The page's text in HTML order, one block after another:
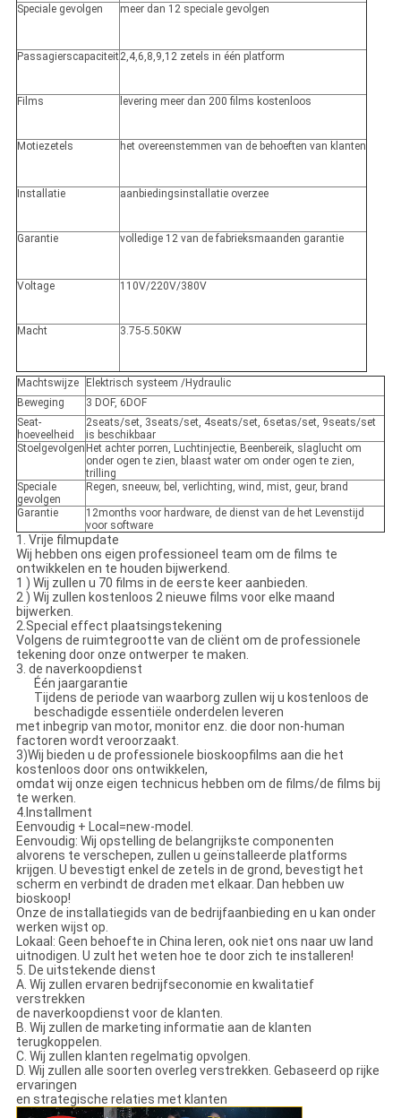
Speciale gevolgen meer dan 12 speciale gevolgen
Passagierscapaciteit2,4,6,8,9,12 zetels in één platform
Films levering meer dan 200 films kostenloos
Motiezetels het overeenstemmen van de behoeften van klanten
Installatie aanbiedingsinstallatie overzee
Garantie volledige 12 van de fabrieksmaanden garantie
Voltage 110V/220V/380V
Macht 3.75-5.50KW
Machtswijze
Elektrisch systeem /Hydraulic
Beweging
3 DOF, 6DOF
Seat-
hoeveelheid
2seats/set, 3seats/set, 4seats/set, 6setas/set, 9seats/set
is beschikbaar
Stoelgevolgen Het achter porren, Luchtinjectie, Beenbereik, slaglucht om
onder ogen te zien, blaast water om onder ogen te zien,
trilling
Speciale
gevolgen
Regen, sneeuw, bel, verlichting, wind, mist, geur, brand
Garantie
12months voor hardware, de dienst van de het Levenstijd
voor software
1. Vrije filmupdate
Wij hebben ons eigen professioneel team om de films te
ontwikkelen en te houden bijwerkend.
1 ) Wij zullen u 70 films in de eerste keer aanbieden.
2 ) Wij zullen kostenloos 2 nieuwe films voor elke maand
bijwerken.
2.Special effect plaatsingstekening
Volgens de ruimtegrootte van de cliënt om de professionele
tekening door onze ontwerper te maken.
3. de naverkoopdienst
Één jaargarantie
Tijdens de periode van waarborg zullen wij u kostenloos de
beschadigde essentiële onderdelen leveren
met inbegrip van motor, monitor enz. die door non-human
factoren wordt veroorzaakt.
3)Wij bieden u de professionele bioskoopfilms aan die het
kostenloos door ons ontwikkelen,
omdat wij onze eigen technicus hebben om de films/de films bij
te werken.
4.Installment
Eenvoudig + Local=new-model.
Eenvoudig: Wij opstelling de belangrijkste componenten
alvorens te verschepen, zullen u geïnstalleerde platforms
krijgen. U bevestigt enkel de zetels in de grond, bevestigt het
scherm en verbindt de draden met elkaar. Dan hebben uw
bioskoop!
Onze de installatiegids van de bedrijfaanbieding en u kan onder
werken wijst op.
Lokaal: Geen behoefte in China leren, ook niet ons naar uw land
uitnodigen. U zult het weten hoe te door zich te installeren!
5. De uitstekende dienst
A. Wij zullen ervaren bedrijfseconomie en kwalitatief
verstrekken
de naverkoopdienst voor de klanten.
B. Wij zullen de marketing informatie aan de klanten
terugkoppelen.
C. Wij zullen klanten regelmatig opvolgen.
D. Wij zullen alle soorten overleg verstrekken. Gebaseerd op rijke
ervaringen
en strategische relaties met klanten